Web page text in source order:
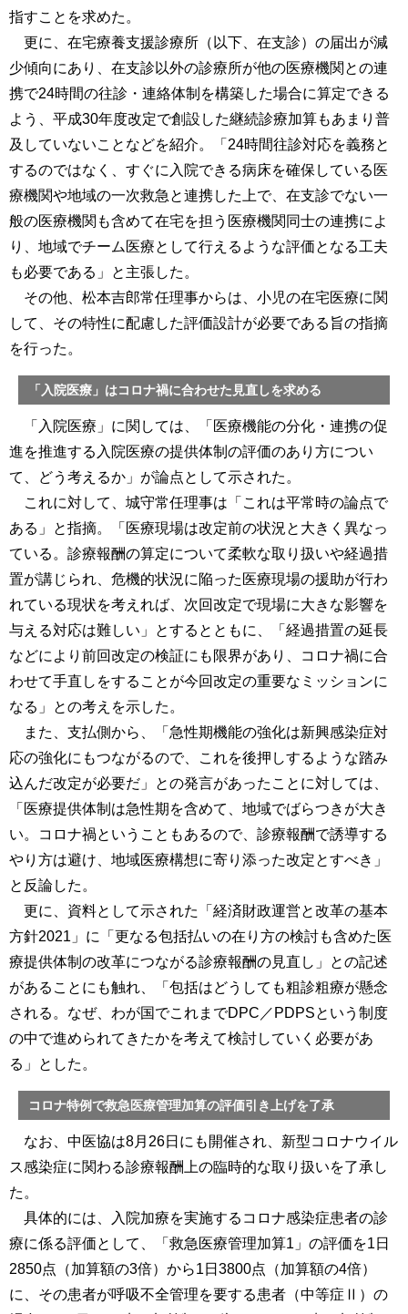
指すことを求めた。
更に、在宅療養支援診療所（以下、在支診）の届出が減
少傾向にあり、在支診以外の診療所が他の医療機関との連
携で24時間の往診・連絡体制を構築した場合に算定できる
よう、平成30年度改定で創設した継続診療加算もあまり普
及していないことなどを紹介。「24時間往診対応を義務と
するのではなく、すぐに入院できる病床を確保している医
療機関や地域の一次救急と連携した上で、在支診でない一
般の医療機関も含めて在宅を担う医療機関同士の連携によ
り、地域でチーム医療として行えるような評価となる工夫
も必要である」と主張した。
その他、松本吉郎常任理事からは、小児の在宅医療に関
して、その特性に配慮した評価設計が必要である旨の指摘
を行った。
「入院医療」はコロナ禍に合わせた見直しを求める
「入院医療」に関しては、「医療機能の分化・連携の促
進を推進する入院医療の提供体制の評価のあり方につい
て、どう考えるか」が論点として示された。
これに対して、城守常任理事は「これは平常時の論点で
ある」と指摘。「医療現場は改定前の状況と大きく異なっ
ている。診療報酬の算定について柔軟な取り扱いや経過措
置が講じられ、危機的状況に陥った医療現場の援助が行わ
れている現状を考えれば、次回改定で現場に大きな影響を
与える対応は難しい」とするとともに、「経過措置の延長
などにより前回改定の検証にも限界があり、コロナ禍に合
わせて手直しをすることが今回改定の重要なミッションに
なる」との考えを示した。
また、支払側から、「急性期機能の強化は新興感染症対
応の強化にもつながるので、これを後押しするような踏み
込んだ改定が必要だ」との発言があったことに対しては、
「医療提供体制は急性期を含めて、地域でばらつきが大き
い。コロナ禍ということもあるので、診療報酬で誘導する
やり方は避け、地域医療構想に寄り添った改定とすべき」
と反論した。
更に、資料として示された「経済財政運営と改革の基本
方針2021」に「更なる包括払いの在り方の検討も含めた医
療提供体制の改革につながる診療報酬の見直し」との記述
があることにも触れ、「包括はどうしても粗診粗療が懸念
される。なぜ、わが国でこれまでDPC／PDPSという制度
の中で進められてきたかを考えて検討していく必要があ
る」とした。
コロナ特例で救急医療管理加算の評価引き上げを了承
なお、中医協は8月26日にも開催され、新型コロナウイル
ス感染症に関わる診療報酬上の臨時的な取り扱いを了承し
た。
具体的には、入院加療を実施するコロナ感染症患者の診
療に係る評価として、「救急医療管理加算1」の評価を1日
2850点（加算額の3倍）から1日3800点（加算額の4倍）
に、その患者が呼吸不全管理を要する患者（中等症Ⅱ）の